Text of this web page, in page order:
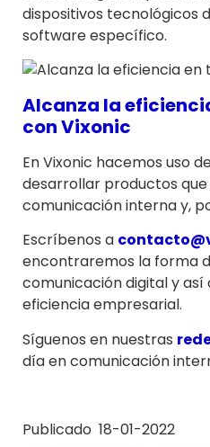
dispositivos tecnológicos
software específico.
Alcanza la
con Vixonic
En Vixonic hacemos uso
desarrollar productos
comunicación interna y,
Escríbenos a
encontraremos la forma
comunicación digital y
eficiencia empresarial.
Síguenos en nuestras
día en comunicación
Publicado 18-01-2022